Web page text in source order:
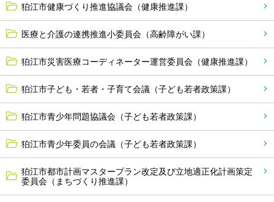
狛江市健康づくり推進協議会（健康推進課）
医療と介護の連携推進小委員会（高齢障がい課）
狛江市災害医療コーディネーター運営委員会（健康推進課）
狛江市子ども・若者・子育て会議（子ども若者政策課）
狛江市青少年問題協議会（子ども若者政策課）
狛江市青少年委員の会議（子ども若者政策課）
狛江市都市計画マスタープラン改定及び立地適正化計画策定
委員会（まちづくり推進課）